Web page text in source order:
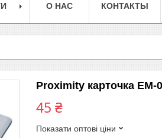
О НАС КОНТАКТЫ
Proximity карточка EM-
45 ₴
Показати оптові ціни